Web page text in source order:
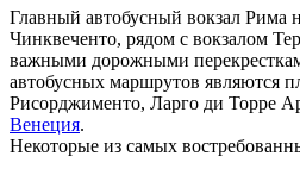
Главный автобусный вокзал Рима
Чинквеченто, рядом с вокзалом
важными дорожными
автобусных маршрутов являются
Рисорджименто, Ларго ди Торре
Венеция.
Некоторые из самых